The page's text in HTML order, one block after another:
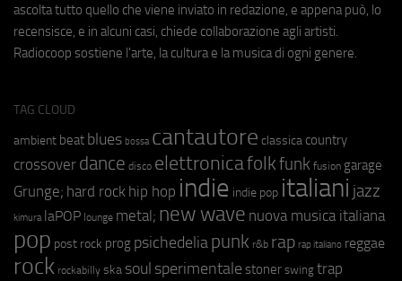
ascolta tutto quello che viene inviato in redazione, e appena può, lo
recensisce, e in alcuni casi, chiede collaborazione agli artisti.
Radiocoop sostiene l'arte, la cultura e la musica di ogni genere.
TAG CLOUD
ambient beat blues bossa cantautore classica country
crossover dance disco elettronicafolkfunk fusion garage
Grunge; hard rock hip hop indie indie pop italiani jazz
kimura laPOP lounge metal; new wave nuova musica italiana
pop post rock prog psichedeliapunk r&b rap rap italiano reggae
rock rockabilly ska soul sperimentale stoner swing trap